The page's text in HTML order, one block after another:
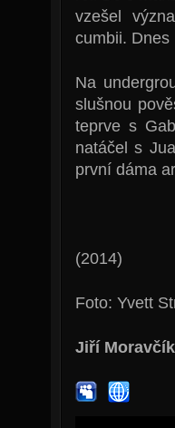
vzešel
cumbii.
Na
slušnou
teprve s
natáčel s
první dáma
(2014)
Foto: Yvett
Jiří Moravčík